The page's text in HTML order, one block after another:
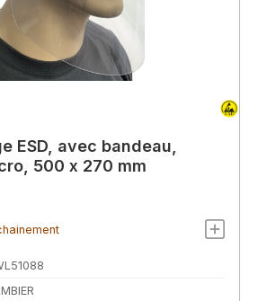
ESD, avec bandeau,
500 x 270 mm